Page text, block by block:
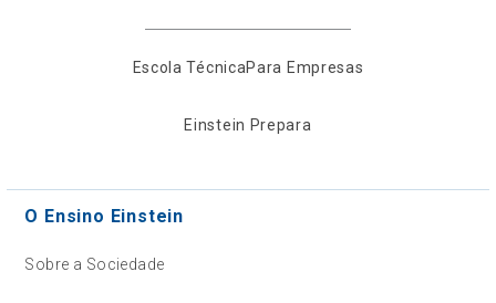
Escola TécnicaPara Empresas
Einstein Prepara
O Ensino Einstein
Sobre a Sociedade